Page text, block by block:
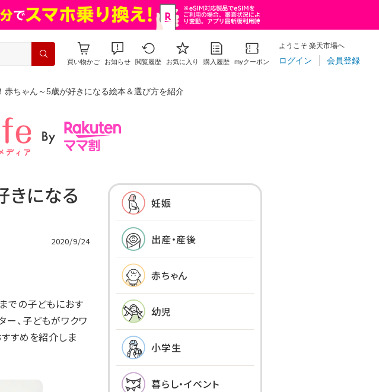
買い物かご お知らせ 閲覧履歴 お気に入り 購入履歴 myクーポン
ようこそ 楽天市場へ
ログイン 会員登録
赤ちゃん～5歳が好きになる絵本＆選び方を紹介
きになる
2020/9/24
での子どもにおす
ー、子どもがワクワ
すすめを紹介しま
妊娠
出産・産後
赤ちゃん
幼児
小学生
暮らし・イベント